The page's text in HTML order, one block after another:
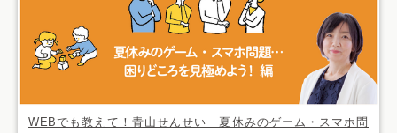
WEBでも教えて！青山せんせい 夏休みのゲーム・スマホ問